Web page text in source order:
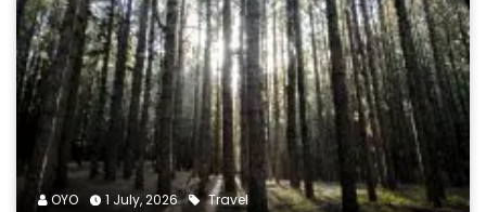
OYO 1 July, 2026 Travel